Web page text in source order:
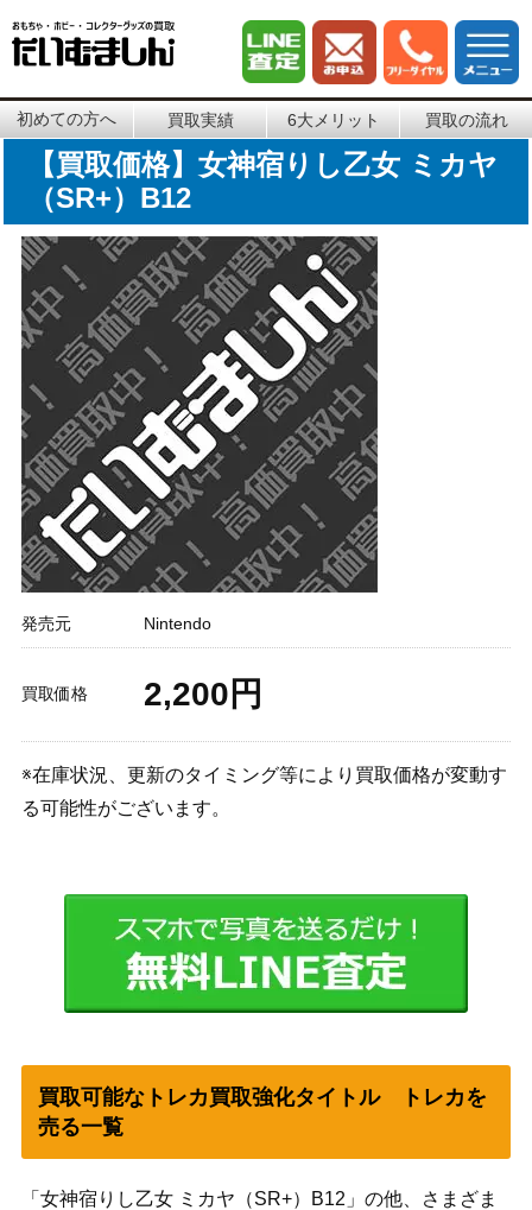
初めての方へ 買取実績 6大メリット 買取の流れ
【買取価格】女神宿りし乙女 ミカヤ
（SR+）B12
発売元 Nintendo
買取価格 2,200円
※在庫状況、更新のタイミング等により買取価格が変動す
る可能性がございます。
買取可能なトレカ買取強化タイトル トレカを
売る一覧
「女神宿りし乙女 ミカヤ（SR+）B12」の他、さまざま